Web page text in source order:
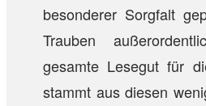
besonderer Sorgfalt
Trauben
gesamte Lesegut für
stammt aus diesen